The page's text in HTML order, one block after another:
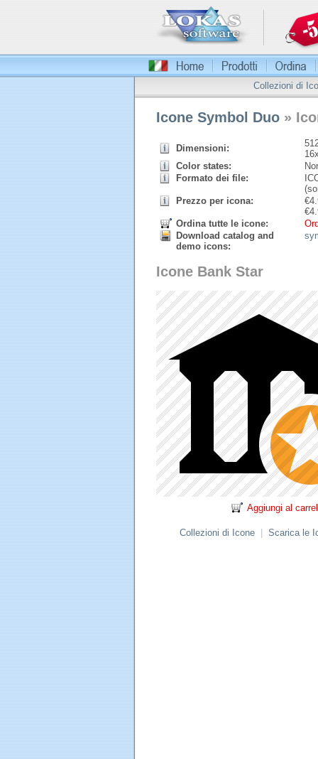
Collezioni di
Icone Symbol Duo »
Dimensioni:
Color states:
Formato dei file:
Prezzo per icona:
€
€
Ordina tutte le icone:
Download catalog and
demo icons:
Icone Bank Star
Aggiungi al
Collezioni di Icone Scarica le